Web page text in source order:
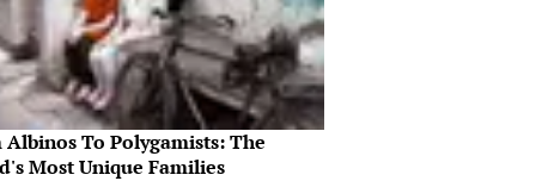
Albinos To Polygamists: The
Most Unique Families